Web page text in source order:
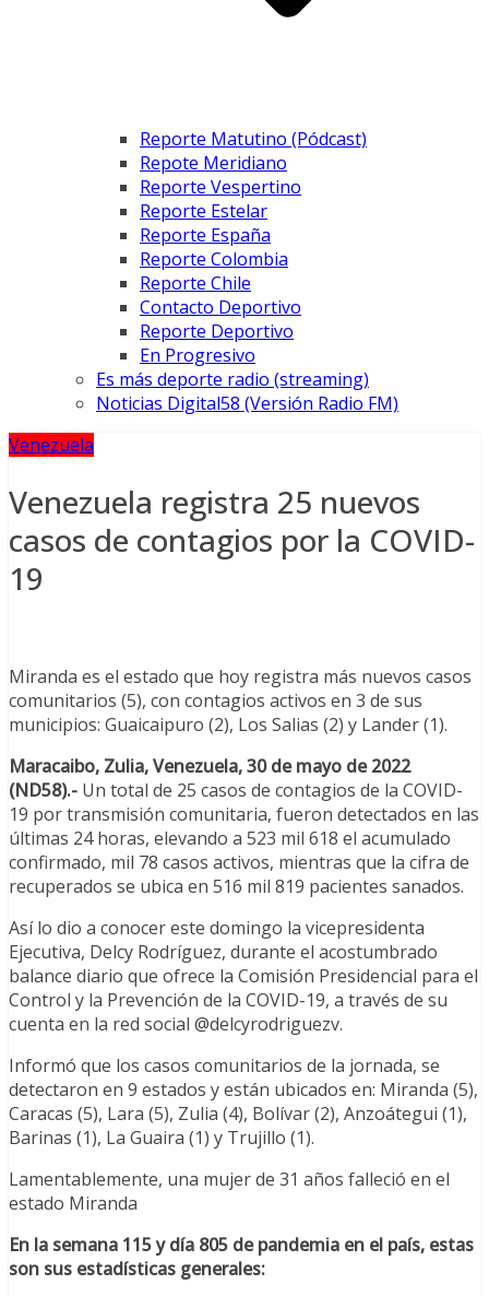
Reporte Matutino (Pódcast)
Repote Meridiano
Reporte Vespertino
Reporte Estelar
Reporte España
Reporte Colombia
Reporte Chile
Contacto Deportivo
Reporte Deportivo
En Progresivo
Es más deporte radio (streaming)
Noticias Digital58 (Versión Radio FM)
Venezuela
Venezuela registra 25 nuevos
casos de contagios por la COVID-
19
Miranda es el estado que hoy registra más nuevos casos
comunitarios (5), con contagios activos en 3 de sus
municipios: Guaicaipuro (2), Los Salias (2) y Lander (1).
Maracaibo, Zulia, Venezuela, 30 de mayo de 2022
(ND58).- Un total de 25 casos de contagios de la COVID-
19 por transmisión comunitaria, fueron detectados en las
últimas 24 horas, elevando a 523 mil 618 el acumulado
confirmado, mil 78 casos activos, mientras que la cifra de
recuperados se ubica en 516 mil 819 pacientes sanados.
Así lo dio a conocer este domingo la vicepresidenta
Ejecutiva, Delcy Rodríguez, durante el acostumbrado
balance diario que ofrece la Comisión Presidencial para el
Control y la Prevención de la COVID-19, a través de su
cuenta en la red social @delcyrodriguezv.
Informó que los casos comunitarios de la jornada, se
detectaron en 9 estados y están ubicados en: Miranda (5),
Caracas (5), Lara (5), Zulia (4), Bolívar (2), Anzoátegui (1),
Barinas (1), La Guaira (1) y Trujillo (1).
Lamentablemente, una mujer de 31 años falleció en el
estado Miranda
En la semana 115 y día 805 de pandemia en el país, estas
son sus estadísticas generales: